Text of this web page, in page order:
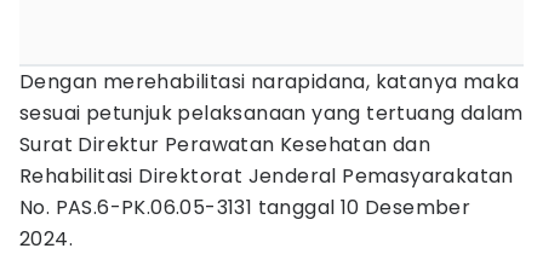
Dengan merehabilitasi narapidana, katanya maka
sesuai petunjuk pelaksanaan yang tertuang dalam
Surat Direktur Perawatan Kesehatan dan
Rehabilitasi Direktorat Jenderal Pemasyarakatan
No. PAS.6-PK.06.05-3131 tanggal 10 Desember
2024.